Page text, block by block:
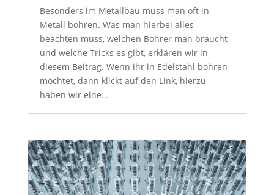
Besonders im Metallbau muss man oft in
Metall bohren. Was man hierbei alles
beachten muss, welchen Bohrer man braucht
und welche Tricks es gibt, erklären wir in
diesem Beitrag. Wenn ihr in Edelstahl bohren
möchtet, dann klickt auf den Link, hierzu
haben wir eine...